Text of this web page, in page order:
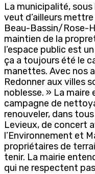
La municipalité,
veut d’ailleurs
Beau-Bassin/Rose-
maintien de la
l’espace public est
ça a toujours été le
manettes. Avec nos
Redonner aux villes
noblesse. » La maire
campagne de
renouveler, dans
Levieux, de concert
l’Environnement et
propriétaires de
tenir. La mairie
qui ne respectent